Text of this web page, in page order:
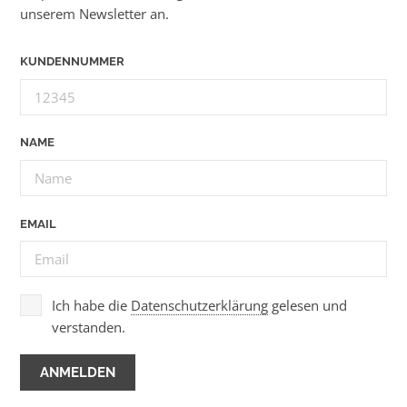
unserem Newsletter an.
KUNDENNUMMER
NAME
EMAIL
Ich habe die Datenschutzerklärung gelesen und
verstanden.